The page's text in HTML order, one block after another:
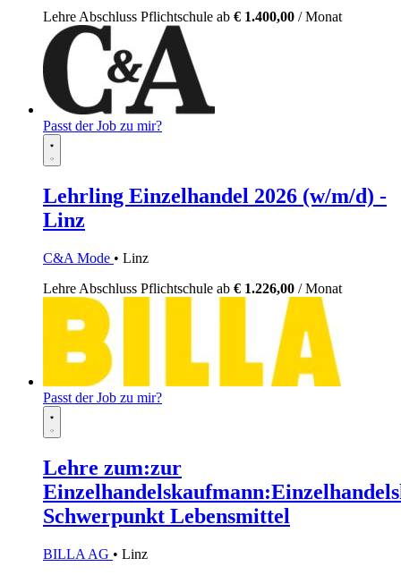
Lehre Abschluss Pflichtschule ab € 1.400,00 / Monat
Passt der Job zu mir?
Lehrling Einzelhandel 2026 (w/m/d) -
Linz
C&A Mode • Linz
Lehre Abschluss Pflichtschule ab € 1.226,00 / Monat
Passt der Job zu mir?
Lehre zum:zur
Schwerpunkt Lebensmittel
BILLA AG • Linz